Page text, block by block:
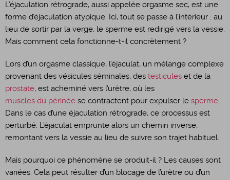
L’éjaculation rétrograde, aussi appelée orgasme sec, est une
forme d’éjaculation atypique. Ici, tout se passe à l’intérieur : au
lieu de sortir par la verge, le sperme est redirigé vers la vessie.
Mais comment cela fonctionne-t-il concrètement ?
Lors d’un orgasme classique, l’éjaculat, un mélange complexe
provenant des vésicules séminales, des testicules et de la
prostate, est acheminé vers l’urètre, où les
muscles du périnée se contractent pour expulser le sperme
Dans le cas d’une éjaculation rétrograde, ce processus est
perturbé. L’éjaculat emprunte alors un chemin inverse,
remontant vers la vessie au lieu de suivre son trajet habituel.
Mais pourquoi ce phénomène se produit-il ? Les causes sont
variées. Cela peut résulter d’un blocage de l’urètre ou d’un